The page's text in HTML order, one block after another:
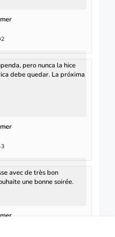
pero nunca la hice
debe quedar. La próxima
avec de très bon
une bonne soirée.